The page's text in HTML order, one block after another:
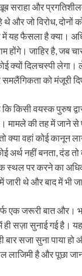
और
जो विरोध, दोनों
यह फैसला है क्या।
होंगे। जाहिर है, जब
क्यों दिलचस्पी
को मंजूरी
किसी वयस्क पुरुष
मामले की तह में जाने
क्या वहां कोई कानून
अर्थ नहीं बनता, दंड तो
स्थल पर करने का
थे और बाद में भी
एक जरूरी बात और।
सज़ा सुनाई गई है। यह
सजा सुना पाया
लाजिमी है और पूछा